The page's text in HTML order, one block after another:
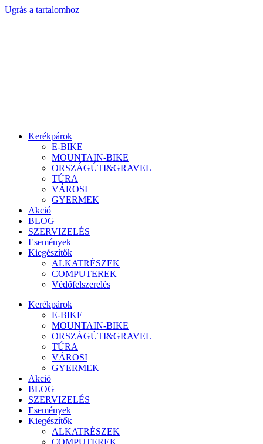
Ugrás a tartalomhoz
Kerékpárok
E-BIKE
MOUNTAIN-BIKE
ORSZÁGÚTI&GRAVEL
TÚRA
VÁROSI
GYERMEK
Akció
BLOG
SZERVIZELÉS
Események
Kiegészítők
ALKATRÉSZEK
COMPUTEREK
Védőfelszerelés
Kerékpárok
E-BIKE
MOUNTAIN-BIKE
ORSZÁGÚTI&GRAVEL
TÚRA
VÁROSI
GYERMEK
Akció
BLOG
SZERVIZELÉS
Események
Kiegészítők
ALKATRÉSZEK
COMPUTEREK